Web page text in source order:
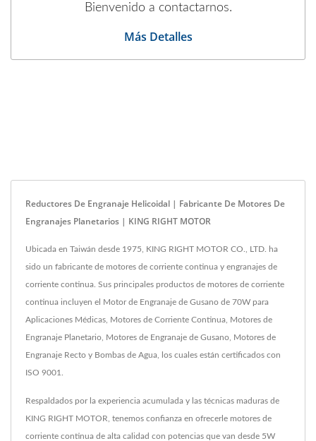
Bienvenido a contactarnos.
Más Detalles
Reductores De Engranaje Helicoidal | Fabricante De Motores De
Engranajes Planetarios | KING RIGHT MOTOR
Ubicada en Taiwán desde 1975, KING RIGHT MOTOR CO., LTD. ha
sido un fabricante de motores de corriente continua y engranajes de
corriente continua. Sus principales productos de motores de corriente
continua incluyen el Motor de Engranaje de Gusano de 70W para
Aplicaciones Médicas, Motores de Corriente Continua, Motores de
Engranaje Planetario, Motores de Engranaje de Gusano, Motores de
Engranaje Recto y Bombas de Agua, los cuales están certificados con
ISO 9001.
Respaldados por la experiencia acumulada y las técnicas maduras de
KING RIGHT MOTOR, tenemos confianza en ofrecerle motores de
corriente continua de alta calidad con potencias que van desde 5W